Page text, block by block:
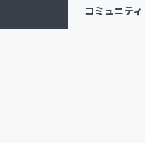
コミュニティ